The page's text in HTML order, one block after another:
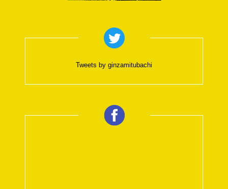
Tweets by ginzamitubachi